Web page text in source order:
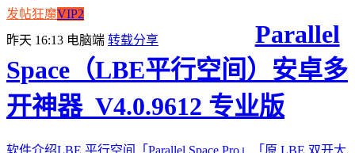
发帖狂魔VIP2
昨天 16:13 电脑端 转载分享
Parallel
Space（LBE平行空间）安卓多
开神器_V4.0.9612 专业版
软件介绍LBE 平行空间「Parallel Space Pro」「原 LBE 双开大